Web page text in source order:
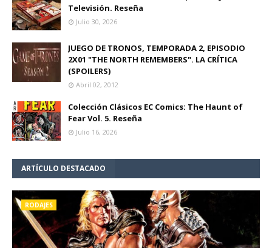
Televisión. Reseña
Julio 30, 2026
JUEGO DE TRONOS, TEMPORADA 2, EPISODIO
2X01 "THE NORTH REMEMBERS". LA CRÍTICA
(SPOILERS)
Abril 02, 2012
Colección Clásicos EC Comics: The Haunt of
Fear Vol. 5. Reseña
Julio 16, 2026
ARTÍCULO DESTACADO
RODAJES